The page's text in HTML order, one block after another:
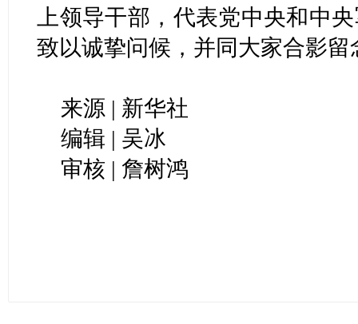
上领导干部，代表党中央和中
致以诚挚问候，并同大家合影
来源 | 新华社
编辑 | 吴冰
审核 | 詹树鸿